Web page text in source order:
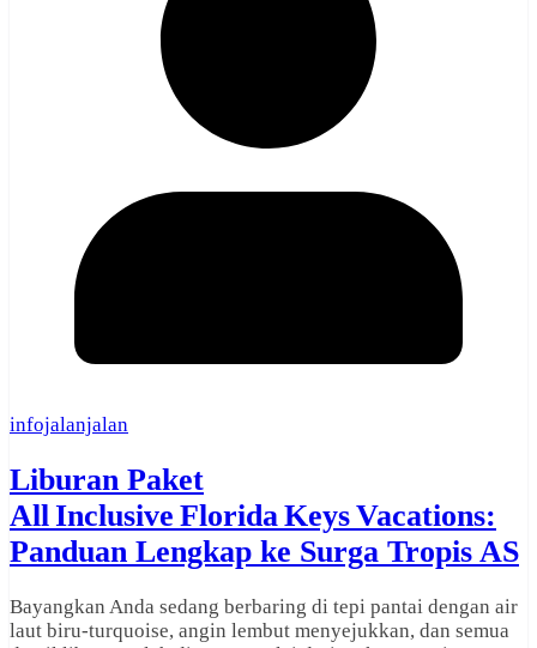
infojalanjalan
Liburan Paket
All Inclusive Florida Keys Vacations:
Panduan Lengkap ke Surga Tropis AS
Bayangkan Anda sedang berbaring di tepi pantai dengan air
laut biru‑turquoise, angin lembut menyejukkan, dan semua